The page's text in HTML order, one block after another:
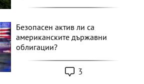
Безопасен актив ли са
американските държавни
облигации?
3